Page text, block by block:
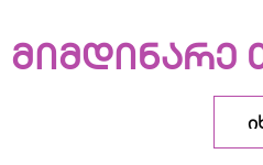
მიმდინარე